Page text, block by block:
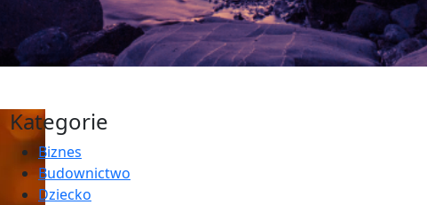
Kategorie
Biznes
Budownictwo
Dziecko